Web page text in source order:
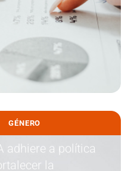
GÉNERO
adhiere a política
la